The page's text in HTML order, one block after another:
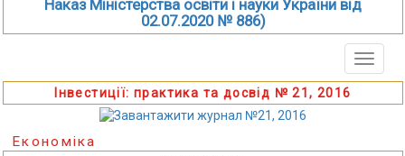
Наказ Міністерства освіти і науки України від
02.07.2020 № 886)
Toggle
Інвестиції: практика та досвід № 21, 2016
Економіка